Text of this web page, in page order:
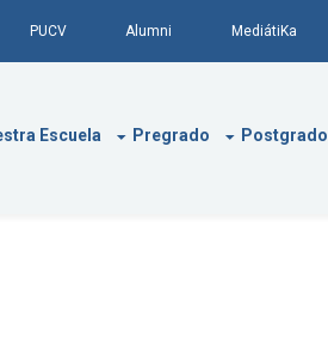
PUCV Alumni MediátiKa
Escuela Pregrado Postgrado